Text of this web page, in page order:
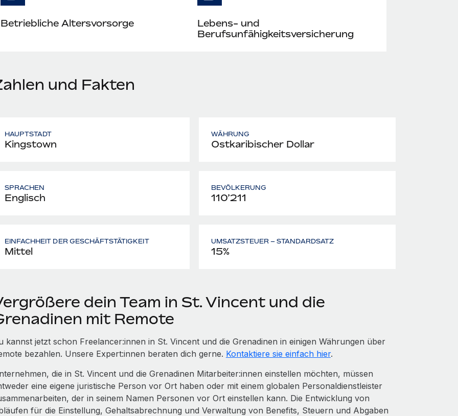
Betriebliche Altersvorsorge
Lebens- und
Berufsunfähigkeitsversicherung
und Fakten
HAUPTSTADT
Kingstown
WÄHRUNG
Ostkaribischer Dollar
SPRACHEN
Englisch
BEVÖLKERUNG
110’211
EINFACHHEIT DER GESCHÄFTSTÄTIGKEIT
Mittel
UMSATZSTEUER – STANDARDSATZ
15%
dein Team in St. Vincent und die
mit Remote
kannst jetzt schon Freelancer:innen in St. Vincent und die Grenadinen in einigen Währungen über
bezahlen. Unsere Expert:innen beraten dich gerne. Kontaktiere sie einfach hier.
die in St. Vincent und die Grenadinen Mitarbeiter:innen einstellen möchten, müssen
eine eigene juristische Person vor Ort haben oder mit einem globalen Personaldienstleister
der in seinem Namen Personen vor Ort einstellen kann. Die Entwicklung von
für die Einstellung, Gehaltsabrechnung und Verwaltung von Benefits, Steuern und Abgaben